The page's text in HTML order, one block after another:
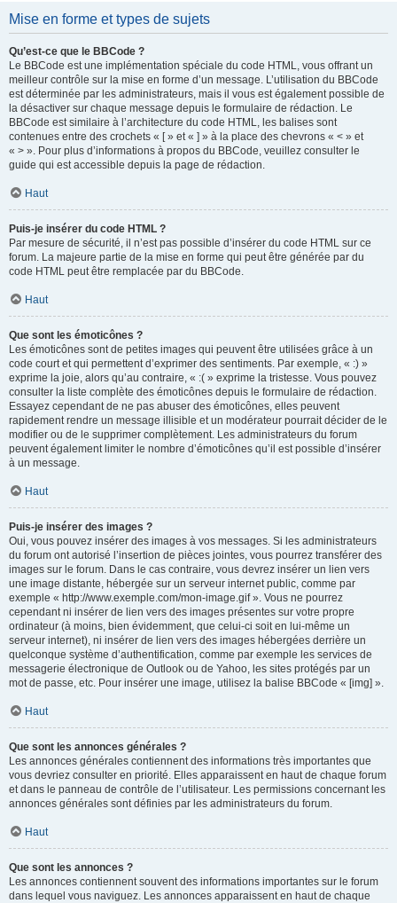
Mise en forme et types de sujets
Qu’est-ce que le BBCode ?
Le BBCode est une implémentation spéciale du code HTML, vous offrant un
meilleur contrôle sur la mise en forme d’un message. L’utilisation du BBCode
est déterminée par les administrateurs, mais il vous est également possible de
la désactiver sur chaque message depuis le formulaire de rédaction. Le
BBCode est similaire à l’architecture du code HTML, les balises sont
contenues entre des crochets « [ » et « ] » à la place des chevrons « < » et
« > ». Pour plus d’informations à propos du BBCode, veuillez consulter le
guide qui est accessible depuis la page de rédaction.
Haut
Puis-je insérer du code HTML ?
Par mesure de sécurité, il n’est pas possible d’insérer du code HTML sur ce
forum. La majeure partie de la mise en forme qui peut être générée par du
code HTML peut être remplacée par du BBCode.
Haut
Que sont les émoticônes ?
Les émoticônes sont de petites images qui peuvent être utilisées grâce à un
code court et qui permettent d’exprimer des sentiments. Par exemple, « :) »
exprime la joie, alors qu’au contraire, « :( » exprime la tristesse. Vous pouvez
consulter la liste complète des émoticônes depuis le formulaire de rédaction.
Essayez cependant de ne pas abuser des émoticônes, elles peuvent
rapidement rendre un message illisible et un modérateur pourrait décider de le
modifier ou de le supprimer complètement. Les administrateurs du forum
peuvent également limiter le nombre d’émoticônes qu’il est possible d’insérer
à un message.
Haut
Puis-je insérer des images ?
Oui, vous pouvez insérer des images à vos messages. Si les administrateurs
du forum ont autorisé l’insertion de pièces jointes, vous pourrez transférer des
images sur le forum. Dans le cas contraire, vous devrez insérer un lien vers
une image distante, hébergée sur un serveur internet public, comme par
exemple « http://www.exemple.com/mon-image.gif ». Vous ne pourrez
cependant ni insérer de lien vers des images présentes sur votre propre
ordinateur (à moins, bien évidemment, que celui-ci soit en lui-même un
serveur internet), ni insérer de lien vers des images hébergées derrière un
quelconque système d’authentification, comme par exemple les services de
messagerie électronique de Outlook ou de Yahoo, les sites protégés par un
mot de passe, etc. Pour insérer une image, utilisez la balise BBCode « [img] ».
Haut
Que sont les annonces générales ?
Les annonces générales contiennent des informations très importantes que
vous devriez consulter en priorité. Elles apparaissent en haut de chaque forum
et dans le panneau de contrôle de l’utilisateur. Les permissions concernant les
annonces générales sont définies par les administrateurs du forum.
Haut
Que sont les annonces ?
Les annonces contiennent souvent des informations importantes sur le forum
dans lequel vous naviguez. Les annonces apparaissent en haut de chaque